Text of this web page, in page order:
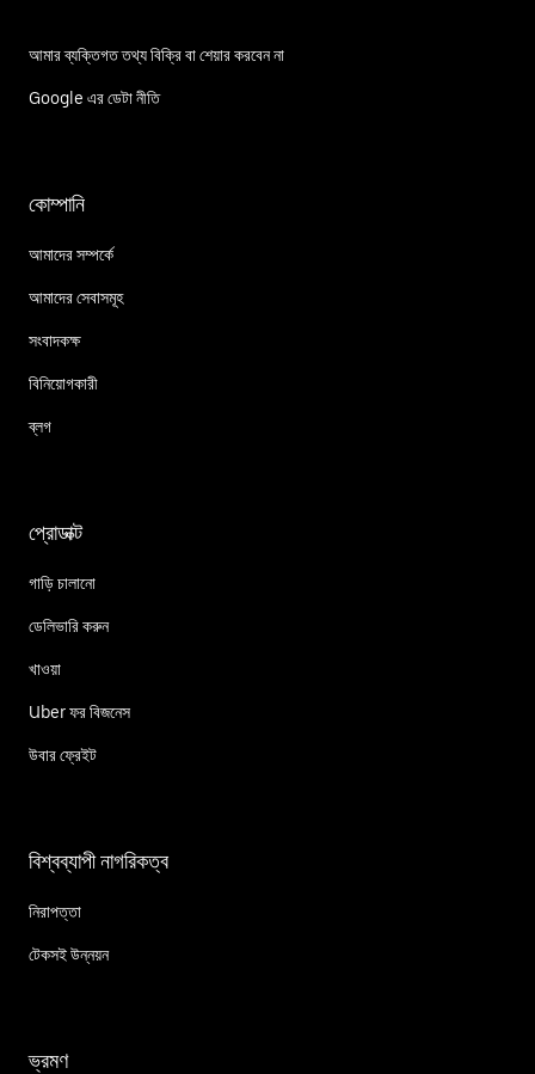
আমার ব্যক্তিগত তথ্য বিক্রি বা শেয়ার করবেন না
Google এর ডেটা নীতি
কোম্পানি
আমাদের সম্পর্কে
আমাদের সেবাসমূহ
সংবাদকক্ষ
বিনিয়োগকারী
ব্লগ
প্রোডাক্ট
গাড়ি চালানো
ডেলিভারি করুন
খাওয়া
Uber ফর বিজনেস
উবার ফ্রেইট
বিশ্বব্যাপী নাগরিকত্ব
নিরাপত্তা
টেকসই উন্নয়ন
ভ্রমণ